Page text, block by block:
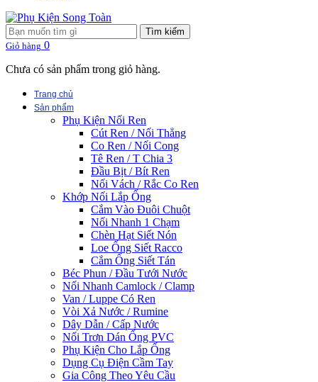
Tìm kiếm
Giỏ hàng 0
Chưa có sản phẩm trong giỏ hàng.
Trang chủ
Sản phẩm
Phụ Kiện Nối Ren
Cút Ren / Nối Thẳng
Co Ren / Nối Cong
Tê Ren / T Chia 3
Đầu Bịt / Bít Ren
Nối Vách / Rắc Co Ren
Khớp Nối Lắp Ống
Cắm Vào Đuôi Chuột
Nối Nhanh 1 Chạm
Chèn Hạt Siết Nón
Loe Ống Siết Racco
Cắm Ống Siết Tán
Béc Phun / Đầu Tưới Nước
Nối Nhanh Camlock / Clamp
Van / Luppe Có Ren
Vòi Xả Nước / Rumine
Dây Dẫn / Cấp Nước
Nối Trơn Dán Ống PVC
Phụ Kiện Cho Lắp Ống
Dụng Cụ Điện Cầm Tay
Gia Công Theo Yêu Cầu